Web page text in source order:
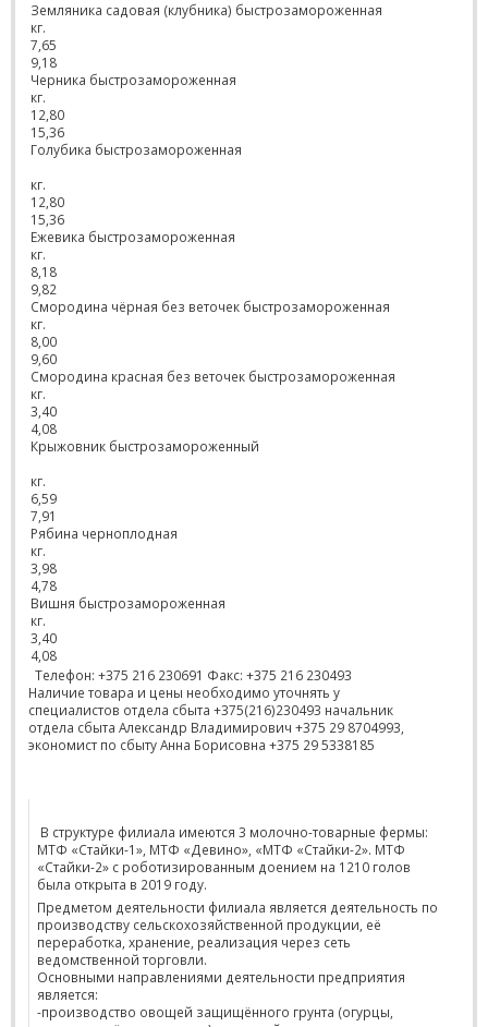
Земляника садовая (клубника) быстрозамороженная
кг.
7,65
9,18
Черника быстрозамороженная
кг.
12,80
15,36
Голубика быстрозамороженная
кг.
12,80
15,36
Ежевика быстрозамороженная
кг.
8,18
9,82
Смородина чёрная без веточек быстрозамороженная
кг.
8,00
9,60
Смородина красная без веточек быстрозамороженная
кг.
3,40
4,08
Крыжовник быстрозамороженный
кг.
6,59
7,91
Рябина черноплодная
кг.
3,98
4,78
Вишня быстрозамороженная
кг.
3,40
4,08
Телефон: +375 216 230691 Факс: +375 216 230493
Наличие товара и цены необходимо уточнять у
специалистов отдела сбыта +375(216)230493 начальник
отдела сбыта Александр Владимирович +375 29 8704993,
экономист по сбыту Анна Борисовна +375 29 5338185
В структуре филиала имеются 3 молочно-товарные фермы:
МТФ «Стайки-1», МТФ «Девино», «МТФ «Стайки-2». МТФ
«Стайки-2» с роботизированным доением на 1210 голов
была открыта в 2019 году.
Предметом деятельности филиала является деятельность по
производству сельскохозяйственной продукции, её
переработка, хранение, реализация через сеть
ведомственной торговли.
Основными направлениями деятельности предприятия
является:
-производство овощей защищённого грунта (огурцы,